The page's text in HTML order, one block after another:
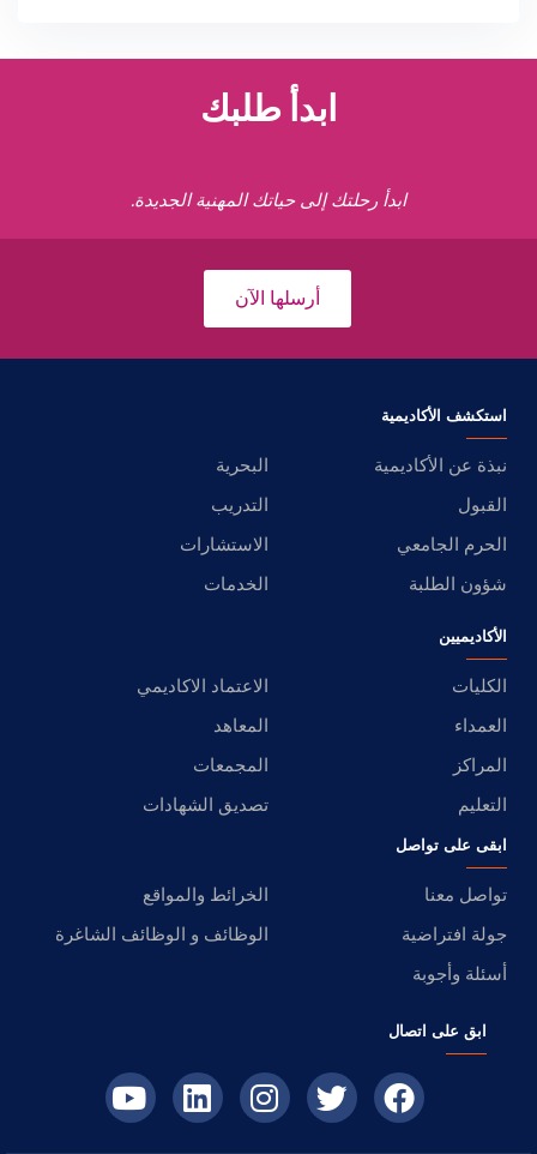
ابدأ طلبك
ابدأ رحلتك إلى حياتك المهنية الجديدة.
أرسلها الآن
استكشف الأكاديمية
نبذة عن الأكاديمية
البحرية
القبول
التدريب
الحرم الجامعي
الاستشارات
شؤون الطلبة
الخدمات
الأكاديميين
الكليات
الاعتماد الاكاديمي
العمداء
المعاهد
المراكز
المجمعات
التعليم
تصديق الشهادات
ابقى على تواصل
تواصل معنا
الخرائط والمواقع
جولة افتراضية
الوظائف و الوظائف الشاغرة
أسئلة وأجوبة
ابق على اتصال